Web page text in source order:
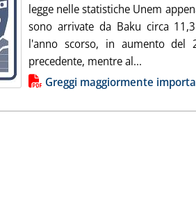
legge nelle statistiche Unem
sono arrivate da Baku circa
l'anno scorso, in aumento del
precedente, mentre al...
alla notizia
Greggi maggiormente